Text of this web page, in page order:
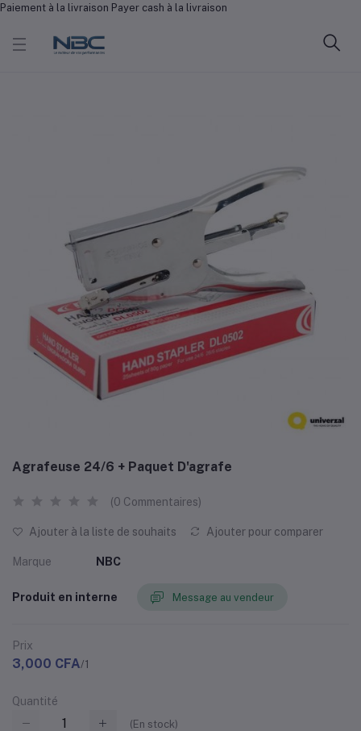
Paiement à la livraison Payer cash à la livraison
Agrafeuse 24/6 + Paquet D'agrafe
(0 Commentaires)
Ajouter à la liste de souhaits Ajouter pour comparer
Marque NBC
Produit en interne Message au vendeur
Prix
3,000 CFA/1
Quantité
( En stock)